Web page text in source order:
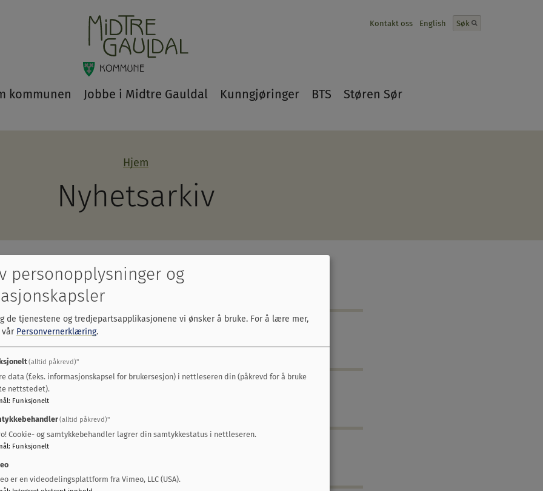
kommunen Jobbe i Midtre Gauldal Kunngjøringer BTS Støren Sør
Kontakt oss English Søk
Hjem
Nyhetsarkiv
kommune satser på lederutvikling
- Prestteigen
- undersøkelse
sør med Fredheim park
personopplysninger og
de tjenestene og tredjepartsapplikasjonene vi ønsker å bruke. For å lære mer,
vår Personvernerklæring.
(alltid påkrevd)"
data (f.eks. informasjonskapsel for brukersesjon) i nettleseren din (påkrevd for å bruke
nettstedet).
: Funksjonelt
(alltid påkrevd)"
Cookie- og samtykkebehandler lagrer din samtykkestatus i nettleseren.
: Funksjonelt
er en videodelingsplattform fra Vimeo, LLC (USA).